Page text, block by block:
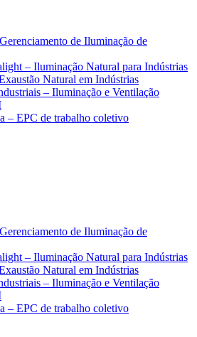
de Iluminação de
– Iluminação Natural para Indústrias
Natural em Indústrias
– Iluminação e Ventilação
– EPC de trabalho coletivo
de Iluminação de
– Iluminação Natural para Indústrias
Natural em Indústrias
– Iluminação e Ventilação
– EPC de trabalho coletivo